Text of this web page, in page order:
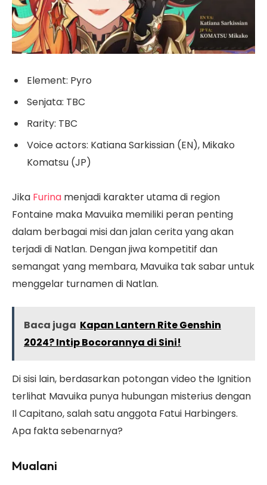
Element: Pyro
Senjata: TBC
Rarity: TBC
Voice actors: Katiana Sarkissian (EN), Mikako
Komatsu (JP)
Jika Furina menjadi karakter utama di region
Fontaine maka Mavuika memiliki peran penting
dalam berbagai misi dan jalan cerita yang akan
terjadi di Natlan. Dengan jiwa kompetitif dan
semangat yang membara, Mavuika tak sabar untuk
menggelar turnamen di Natlan.
Baca juga Kapan Lantern Rite Genshin
2024? Intip Bocorannya di Sini!
Di sisi lain, berdasarkan potongan video the Ignition
terlihat Mavuika punya hubungan misterius dengan
Il Capitano, salah satu anggota Fatui Harbingers.
Apa fakta sebenarnya?
Mualani